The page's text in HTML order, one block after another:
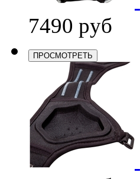
7490 руб
ПРОСМОТРЕТЬ